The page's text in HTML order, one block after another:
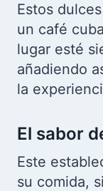
Estos
un café
lugar esté
añadiendo
la
El sabor
Este
su comida,